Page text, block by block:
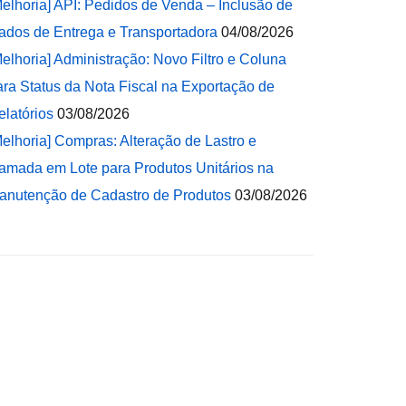
API: Pedidos de Venda – Inclusão de
de Entrega e Transportadora 04/08/2026
Administração: Novo Filtro e Coluna
Status da Nota Fiscal na Exportação de
03/08/2026
Compras: Alteração de Lastro e
em Lote para Produtos Unitários na
de Cadastro de Produtos 03/08/2026